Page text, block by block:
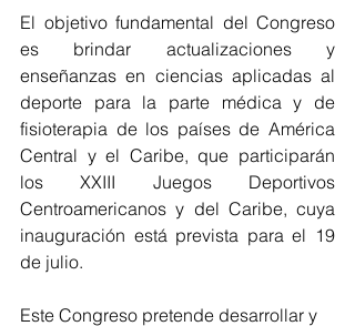
El objetivo fundamental del Congreso
es brindar actualizaciones y
enseñanzas en ciencias aplicadas al
deporte para la parte médica y de
fisioterapia de los países de América
Central y el Caribe, que participarán
los XXIII Juegos Deportivos
Centroamericanos y del Caribe, cuya
inauguración está prevista para el 19
de julio.
Este Congreso pretende desarrollar y